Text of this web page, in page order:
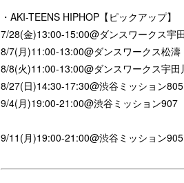
・AKI-TEENS HIPHOP【ピックアップ】
7/28(金)13:00-15:00@ダンスワークス宇
8/7(月)11:00-13:00@ダンスワークス松濤
8/8(火)11:00-13:00@ダンスワークス宇田
8/27(日)14:30-17:30@渋谷ミッション805
9/4(月)19:00-21:00@渋谷ミッション907
9/11(月)19:00-21:00@渋谷ミッション905